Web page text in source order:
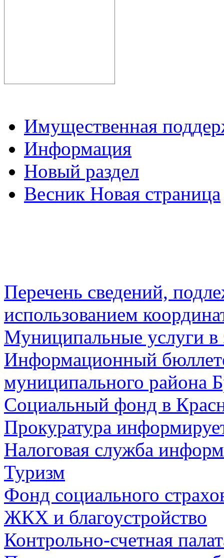
Имущественная
Информация
Новый раздел
Весник Новая страница
Перечень сведений,
использованием
Муниципальные услуги в
Информационный
муниципального района
Социальный фонд в
Прокуратура
Налоговая служба
Туризм
Фонд социального
ЖКХ и благоустройство
Контрольно-счетная